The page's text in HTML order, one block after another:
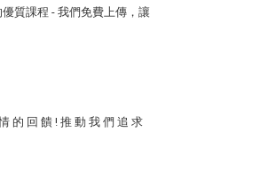
質課程 - 我們免費上傳，讓
的 回 饋 ! 推 動 我 們 追 求